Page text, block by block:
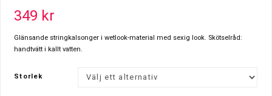
of
5
349 kr
Glänsande stringkalsonger i wetlook-material med sexig look. Skötselråd:
handtvätt i kallt vatten.
Storlek